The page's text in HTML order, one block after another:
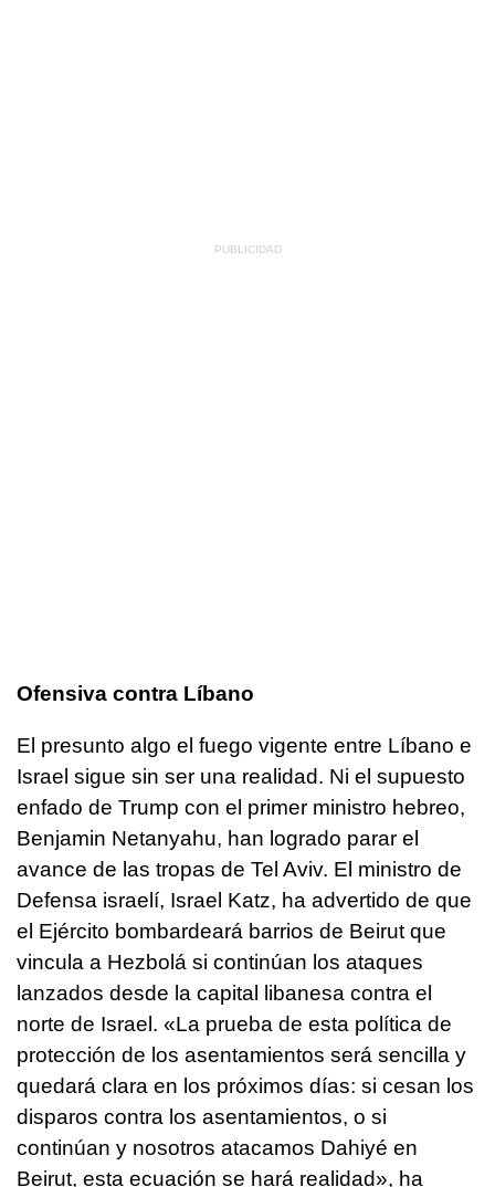
Ofensiva contra Líbano
El presunto algo el fuego vigente entre Líbano e
Israel sigue sin ser una realidad. Ni el supuesto
enfado de Trump con el primer ministro hebreo,
Benjamin Netanyahu, han logrado parar el
avance de las tropas de Tel Aviv. El ministro de
Defensa israelí, Israel Katz, ha advertido de que
el Ejército bombardeará barrios de Beirut que
vincula a Hezbolá si continúan los ataques
lanzados desde la capital libanesa contra el
norte de Israel. «La prueba de esta política de
protección de los asentamientos será sencilla y
quedará clara en los próximos días: si cesan los
disparos contra los asentamientos, o si
continúan y nosotros atacamos Dahiyé en
Beirut, esta ecuación se hará realidad», ha